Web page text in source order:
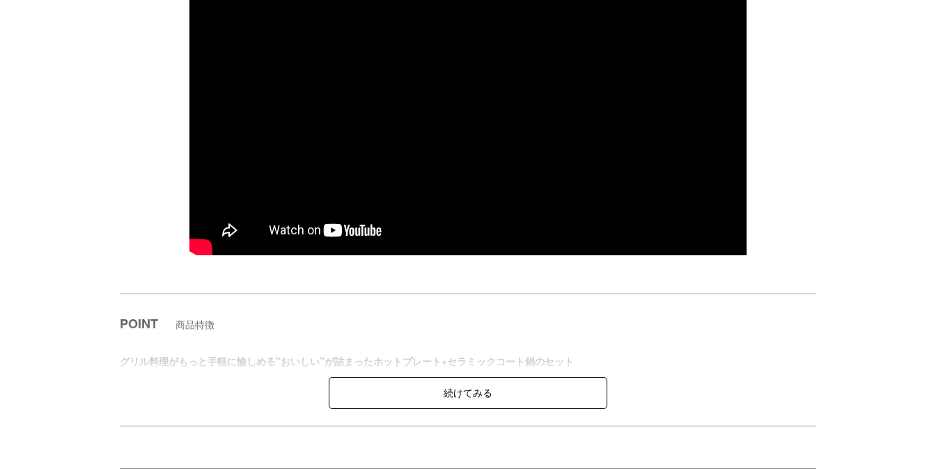
POINT 商品特徴
グリル料理がもっと手軽に愉しめる”おいしい”が詰まったホットプレート+セラミックコート鍋のセット